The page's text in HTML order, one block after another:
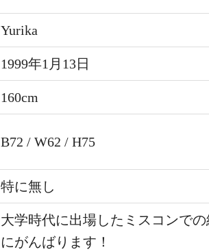
Yurika
1999年1月13日
160cm
B72 / W62 / H75
特に無し
大学時代に出場したミスコンで
にがんばります！